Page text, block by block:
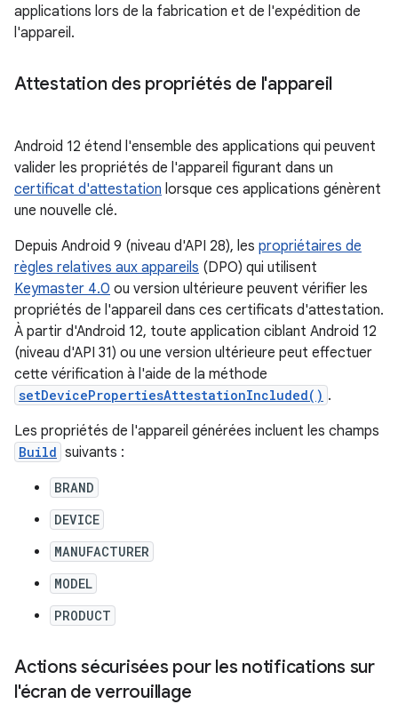
applications lors de la fabrication et de l'expédition de
l'appareil.
Attestation des propriétés de l'appareil
Android 12 étend l'ensemble des applications qui peuvent
valider les propriétés de l'appareil figurant dans un
certificat d'attestation lorsque ces applications génèrent
une nouvelle clé.
Depuis Android 9 (niveau d'API 28), les propriétaires de
règles relatives aux appareils (DPO) qui utilisent
Keymaster 4.0 ou version ultérieure peuvent vérifier les
propriétés de l'appareil dans ces certificats d'attestation.
À partir d'Android 12, toute application ciblant Android 12
(niveau d'API 31) ou une version ultérieure peut effectuer
cette vérification à l'aide de la méthode
setDevicePropertiesAttestationIncluded() .
Les propriétés de l'appareil générées incluent les champs
Build suivants :
BRAND
DEVICE
MANUFACTURER
MODEL
PRODUCT
Actions sécurisées pour les notifications sur
l'écran de verrouillage